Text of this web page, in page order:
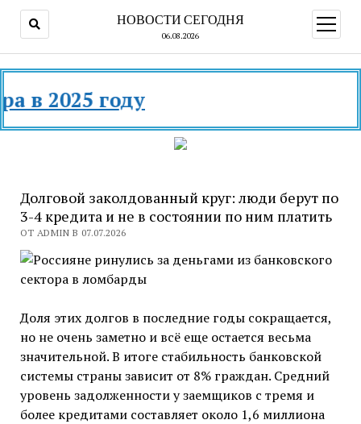
НОВОСТИ СЕГОДНЯ
06.08.2026
меню
году
Долговой заколдованный круг: люди берут по
3-4 кредита и не в состоянии по ним платить
ОТ ADMIN В 07.07.2026
Доля этих долгов в последние годы сокращается,
но не очень заметно и всё еще остается весьма
значительной. В итоге стабильность банковской
системы страны зависит от 8% граждан. Средний
уровень задолженности у заемщиков с тремя и
более кредитами составляет около 1,6 миллиона